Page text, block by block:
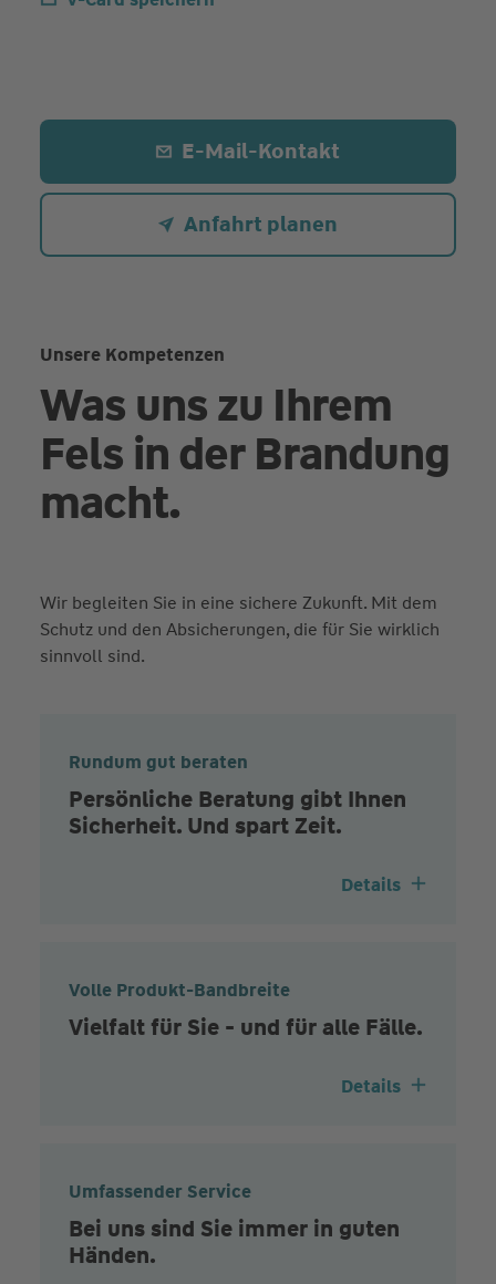
E-Mail-Kontakt
Anfahrt planen
Unsere Kompetenzen
Was uns zu Ihrem
Fels in der Brandung
macht.
Wir begleiten Sie in eine sichere Zukunft. Mit dem
Schutz und den Absicherungen, die für Sie wirklich
sinnvoll sind.
Rundum gut beraten
Persönliche Beratung gibt Ihnen
Sicherheit. Und spart Zeit.
Details
Volle Produkt-Bandbreite
Vielfalt für Sie - und für alle Fälle.
Details
Umfassender Service
Bei uns sind Sie immer in guten
Händen.